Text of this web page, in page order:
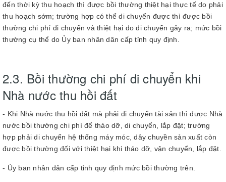
đến thời kỳ thu hoạch thì được bồi thường thiệt hại thực tế do phải
thu hoạch sớm; trường hợp có thể di chuyển được thì được bồi
thường chi phí di chuyển và thiệt hại do di chuyển gây ra; mức bồi
thường cụ thể do Ủy ban nhân dân cấp tỉnh quy định.
2.3. Bồi thường chi phí di chuyển khi
Nhà nước thu hồi đất
- Khi Nhà nước thu hồi đất mà phải di chuyển tài sản thì được Nhà
nước bồi thường chi phí để tháo dỡ, di chuyển, lắp đặt; trường
hợp phải di chuyển hệ thống máy móc, dây chuyền sản xuất còn
được bồi thường đối với thiệt hại khi tháo dỡ, vận chuyển, lắp đặt.
- Ủy ban nhân dân cấp tỉnh quy định mức bồi thường trên.